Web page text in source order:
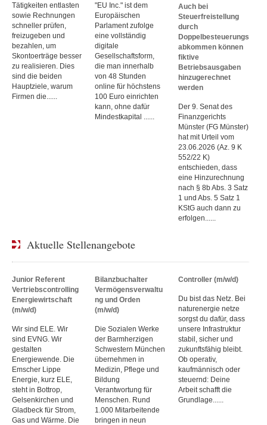
Tätigkeiten entlasten
sowie Rechnungen
schneller prüfen,
freizugeben und
bezahlen, um
Skontoerträge besser
zu realisieren. Dies
sind die beiden
Hauptziele, warum
Firmen die......
"EU Inc." ist dem
Europäischen
Parlament zufolge
eine vollständig
digitale
Gesellschaftsform,
die man innerhalb
von 48 Stunden
online für höchstens
100 Euro einrichten
kann, ohne dafür
Mindestkapital ......
Auch bei
Steuerfreistellung
durch
Doppelbesteuerungs
abkommen können
fiktive
Betriebsausgaben
hinzugerechnet
werden
Der 9. Senat des
Finanzgerichts
Münster (FG Münster)
hat mit Urteil vom
23.06.2026 (Az. 9 K
552/22 K)
entschieden, dass
eine Hinzurechnung
nach § 8b Abs. 3 Satz
1 und Abs. 5 Satz 1
KStG auch dann zu
erfolgen......
Aktuelle Stellenangebote
Junior Referent
Vertriebscontrolling
Energiewirtschaft
(m/w/d)
Wir sind ELE. Wir
sind EVNG. Wir
gestalten
Energiewende. Die
Emscher Lippe
Energie, kurz ELE,
steht in Bottrop,
Gelsenkirchen und
Gladbeck für Strom,
Gas und Wärme. Die
Bilanzbuchalter
Vermögensverwaltu
ng und Orden
(m/w/d)
Die Sozialen Werke
der Barmherzigen
Schwestern München
übernehmen in
Medizin, Pflege und
Bildung
Verantwortung für
Menschen. Rund
1.000 Mitarbeitende
bringen in neun
Controller (m/w/d)
Du bist das Netz. Bei
naturenergie netze
sorgst du dafür, dass
unsere Infrastruktur
stabil, sicher und
zukunftsfähig bleibt.
Ob operativ,
kaufmännisch oder
steuernd: Deine
Arbeit schafft die
Grundlage......